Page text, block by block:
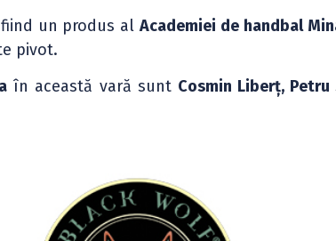
un produs alAcademiei de handbal
pivot.
în această vară sunt Cosmin Liberț,